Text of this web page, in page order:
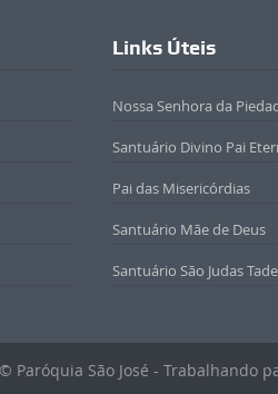
Links Úteis
Nossa Senhora da
Santuário Divino Pai
Pai das Misericórdias
Santuário Mãe de Deus
Santuário São Judas
Paróquia São José - Trabalhando